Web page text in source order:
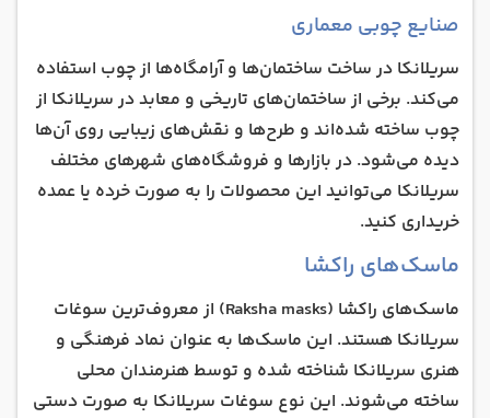
صنایع چوبی معماری
سریلانکا در ساخت ساختمان‌ها و آرامگاه‌ها از چوب استفاده
می‌کند. برخی از ساختمان‌های تاریخی و معابد در سریلانکا از
چوب ساخته شده‌اند و طرح‌ها و نقش‌های زیبایی روی آن‌ها
دیده می‌شود. در بازارها و فروشگاه‌های شهرهای مختلف
سریلانکا می‌توانید این محصولات را به صورت خرده یا عمده
خریداری کنید.
ماسک‌های راکشا
ماسک‌های راکشا (Raksha masks) از معروف‌ترین سوغات
سریلانکا هستند. این ماسک‌ها به عنوان نماد فرهنگی و
هنری سریلانکا شناخته شده و توسط هنرمندان محلی
ساخته می‌شوند. این نوع سوغات سریلانکا به صورت دستی